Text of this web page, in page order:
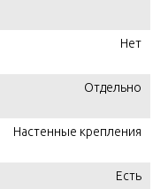
Нет
Отдельно
Настенные крепления
Есть